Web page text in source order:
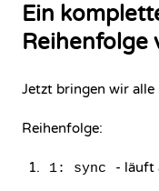
Ein
Reihenfolge
Jetzt bringen wir alle
Reihenfolge:
1: sync - läuft